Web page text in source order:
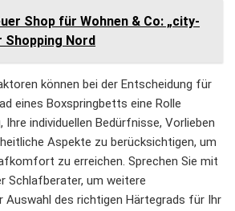
Shop für Wohnen & Co: „city-
Shopping Nord
können bei der Entscheidung für
eines Boxspringbetts eine Rolle
Ihre individuellen Bedürfnisse, Vorlieben
Aspekte zu berücksichtigen, um
zu erreichen. Sprechen Sie mit
Schlafberater, um weitere
Auswahl des richtigen Härtegrads für Ihr